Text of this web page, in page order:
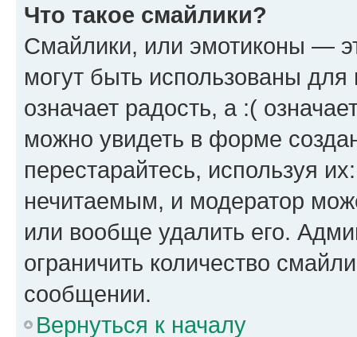
Что такое смайлики?
Смайлики, или эмотиконы —
могут быть использованы
означает радость, а :(
можно увидеть в форме
перестарайтесь, используя
нечитаемым, и модератор
или вообще удалить его.
ограничить количество
сообщении.
Вернуться к началу